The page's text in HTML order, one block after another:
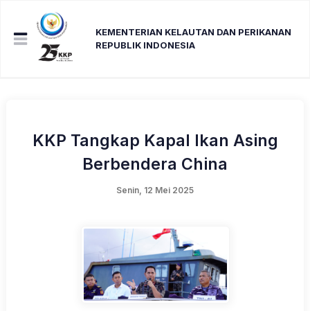
KEMENTERIAN KELAUTAN DAN PERIKANAN
REPUBLIK INDONESIA
KKP Tangkap Kapal Ikan Asing
Berbendera China
Senin, 12 Mei 2025